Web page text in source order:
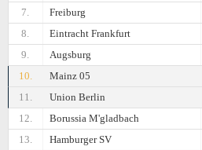
7.
Freiburg
8.
Eintracht Frankfurt
9.
Augsburg
10.
Mainz 05
11.
Union Berlin
12.
Borussia M'gladbach
13.
Hamburger SV